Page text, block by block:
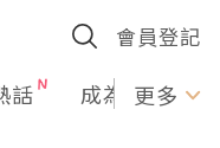
會員登記
話 成為U更多